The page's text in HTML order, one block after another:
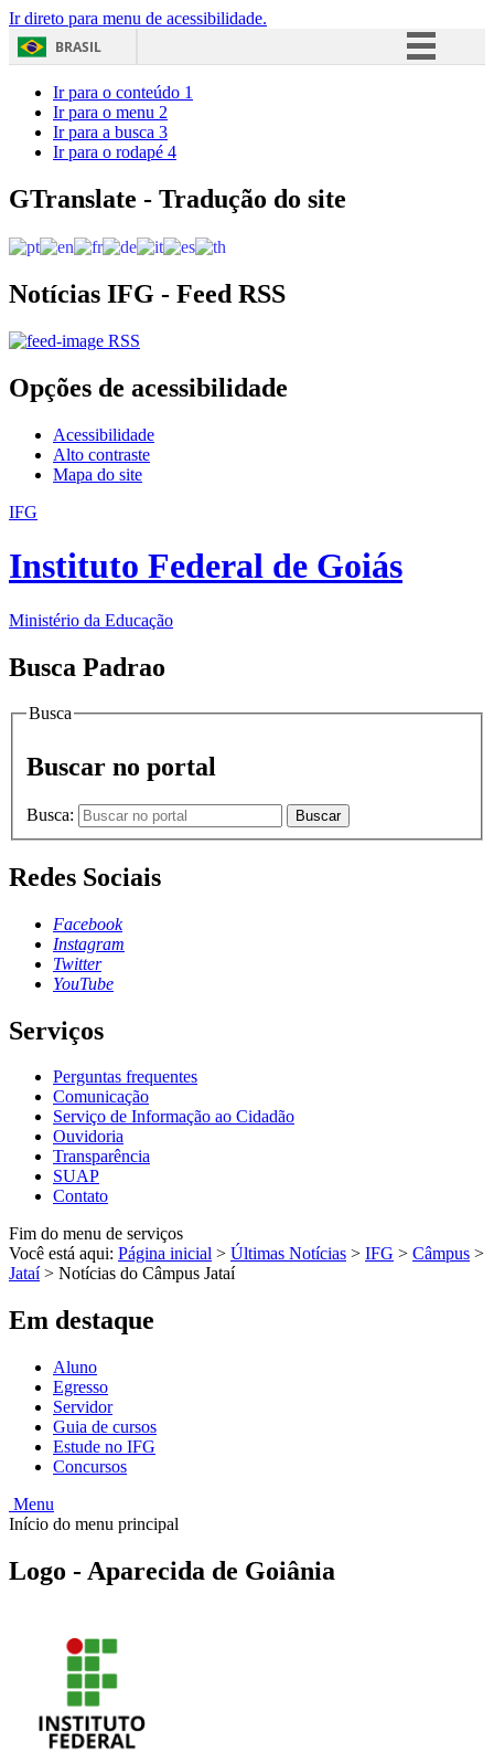
Ir direto para menu de acessibilidade.
BRASIL
Acesso à informação
Ir para o conteúdo 1
Ir para o menu 2
Ir para a busca 3
Ir para o rodapé 4
GTranslate - Tradução do site
Notícias IFG - Feed RSS
RSS
Opções de acessibilidade
Acessibilidade
Alto contraste
Mapa do site
IFG
Instituto Federal de Goiás
Ministério da Educação
Busca Padrao
Busca
Buscar no portal
Busca: Buscar
Redes Sociais
Facebook
Instagram
Twitter
YouTube
Serviços
Perguntas frequentes
Comunicação
Serviço de Informação ao Cidadão
Ouvidoria
Transparência
SUAP
Contato
Fim do menu de serviços
Você está aqui: Página inicial > Últimas Notícias > IFG > Câmpus >
Jataí > Notícias do Câmpus Jataí
Em destaque
Aluno
Egresso
Servidor
Guia de cursos
Estude no IFG
Concursos
Menu
Início do menu principal
Logo - Aparecida de Goiânia